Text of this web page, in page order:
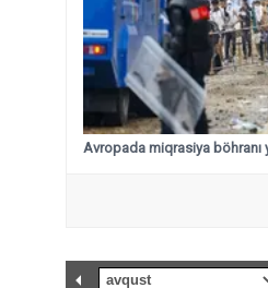
Avropada miqrasiya